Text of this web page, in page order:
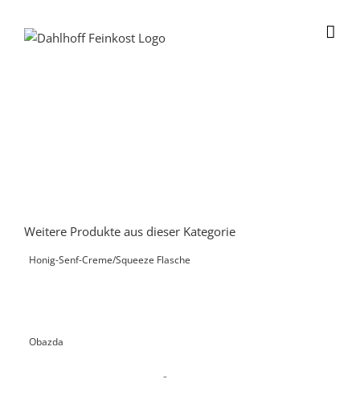
Weitere Produkte aus dieser Kategorie
Honig-Senf-Creme/Squeeze Flasche
Obazda
-